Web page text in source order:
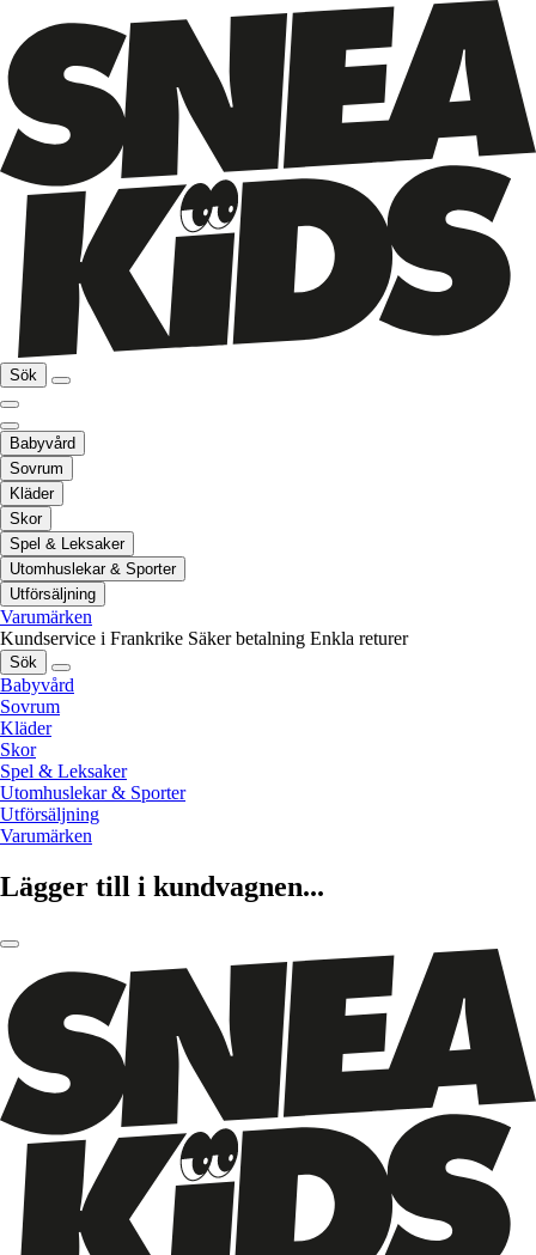
Sök
Babyvård
Sovrum
Kläder
Skor
Spel & Leksaker
Utomhuslekar & Sporter
Utförsäljning
Varumärken
Kundservice i Frankrike Säker betalning Enkla returer
Sök
Babyvård
Sovrum
Kläder
Skor
Spel & Leksaker
Utomhuslekar & Sporter
Utförsäljning
Varumärken
Lägger till i kundvagnen...